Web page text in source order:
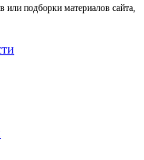
или подборки материалов сайта,